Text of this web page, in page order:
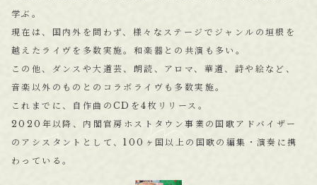
学ぶ。
現在は、国内外を問わず、様々なステージでジャンルの垣根を
越えたライヴを多数実施。和楽器との共演も多い。
この他、ダンスや大道芸、朗読、アロマ、華道、詩や絵など、
音楽以外のものとのコラボライヴも多数実施。
これまでに、自作曲のCDを4枚リリース。
2020年以降、内閣官房ホストタウン事業の国歌アドバイザー
のアシスタントとして、100ヶ国以上の国歌の編集・演奏に携
わっている。